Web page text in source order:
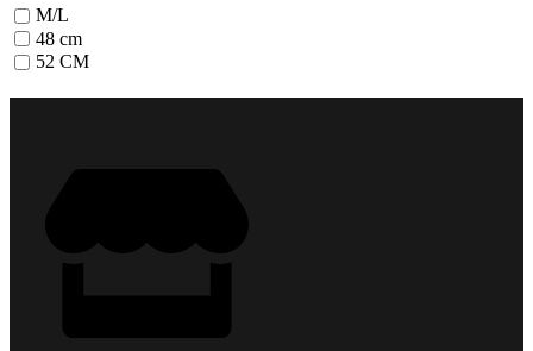
M/L
48 cm
52 CM